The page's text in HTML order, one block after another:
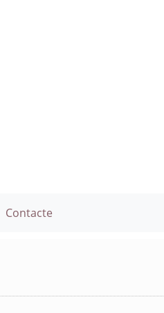
Contacte